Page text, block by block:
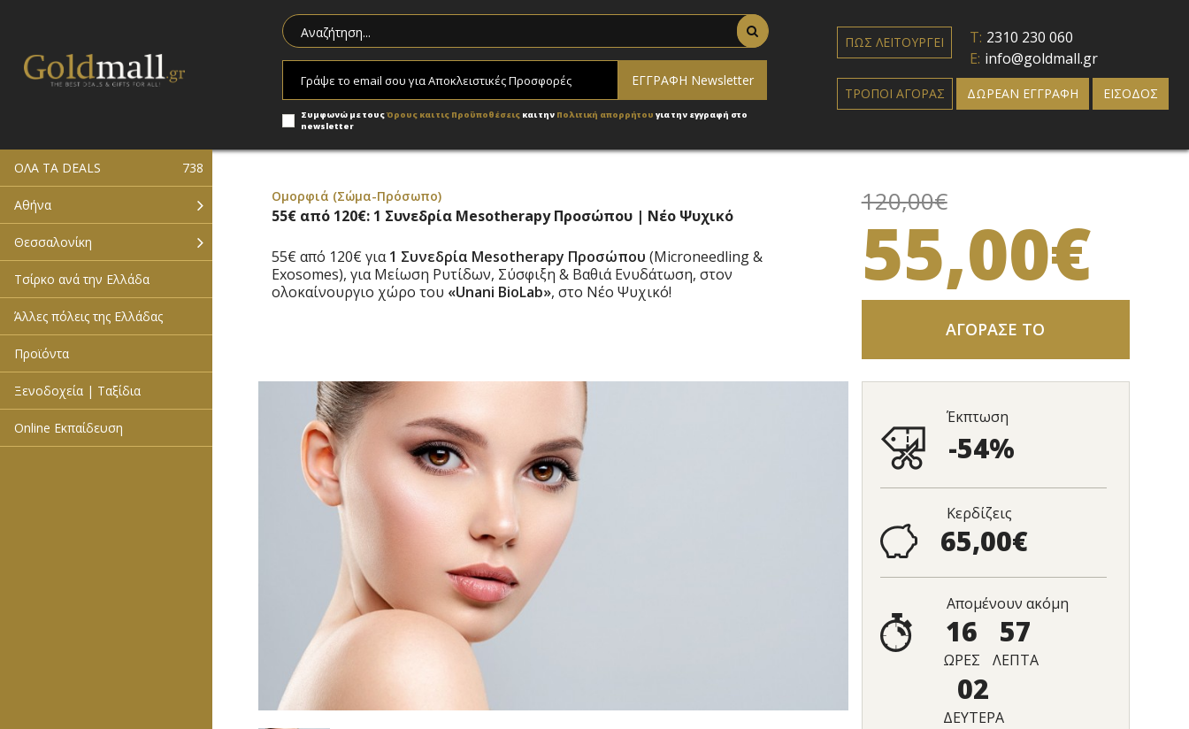
Συμφωνώ με τουςΌρους και τις Προϋποθέσεις και την Πολιτική απορρήτουγια την εγγραφή στο
newsletter
ΠΩΣ ΛΕΙΤΟΥΡΓΕΙ T: 2310 230 060
E: info@goldmall.gr
ΤΡΟΠΟΙ ΑΓΟΡΑΣ ΔΩΡΕΑΝ ΕΓΓΡΑΦΗ ΕΙΣΟΔΟΣ
ΟΛΑ ΤΑ DEALS 738
Αθήνα
Θεσσαλονίκη
Τσίρκο ανά την Ελλάδα
Άλλες πόλεις της Ελλάδας
Προϊόντα
Ξενοδοχεία | Ταξίδια
Online Εκπαίδευση
Ομορφιά (Σώμα-Πρόσωπο)
55€ από 120€: 1 Συνεδρία Mesotherapy Προσώπου | Νέο Ψυχικό
55€ από 120€ για1 Συνεδρία Mesotherapy Προσώπου (Microneedling &
Exosomes), για Μείωση Ρυτίδων, Σύσφιξη & Βαθιά Ενυδάτωση, στον
ολοκαίνουργιο χώρο του «Unani BioLab», στο Νέο Ψυχικό!
120,00€
55,00€
ΑΓΟΡΑΣΕ ΤΟ
Έκπτωση
-54%
Κερδίζεις
65,00€
Απομένουν ακόμη
16
ΩΡΕΣ
57
ΛΕΠΤΑ
01
ΔΕΥΤΕΡΑ